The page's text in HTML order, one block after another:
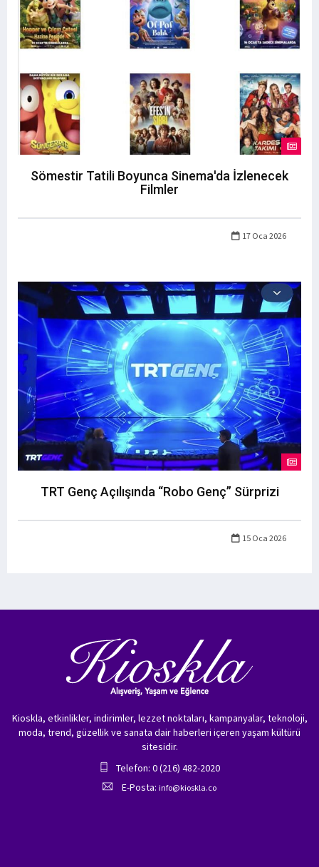
Sömestir Tatili Boyunca Sinema'da İzlenecek
Filmler
17 Oca 2026
TRT Genç Açılışında “Robo Genç” Sürprizi
15 Oca 2026
Kioskla, etkinlikler, indirimler, lezzet noktaları, kampanyalar, teknoloji,
moda, trend, güzellik ve sanata dair haberleri içeren yaşam kültürü
sitesidir.
Telefon: 0 (216) 482-2020
E-Posta: info@kioskla.co